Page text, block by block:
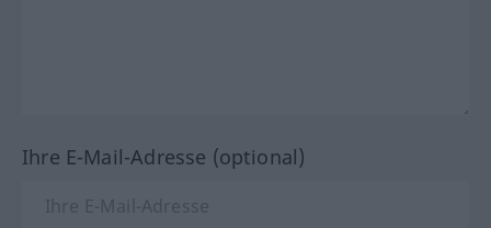
Ihre E-Mail-Adresse (optional)